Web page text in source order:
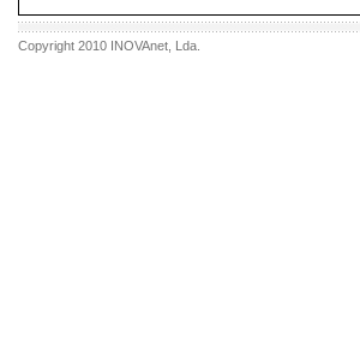
Copyright 2010 INOVAnet , Lda.